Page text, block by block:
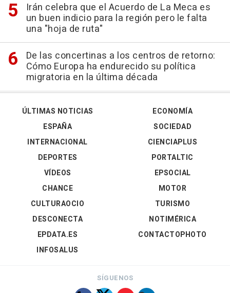
Irán celebra que el Acuerdo de La Meca es
un buen indicio para la región pero le falta
una "hoja de ruta"
De las concertinas a los centros de retorno:
Cómo Europa ha endurecido su política
migratoria en la última década
ÚLTIMAS NOTICIAS
ESPAÑA
INTERNACIONAL
DEPORTES
VÍDEOS
ECONOMÍA
SOCIEDAD
CIENCIAPLUS
PORTALTIC
EPSOCIAL
CHANCE
CULTURAOCIO
DESCONECTA
EPDATA.ES
INFOSALUS
MOTOR
TURISMO
NOTIMÉRICA
CONTACTOPHOTO
SÍGUENOS